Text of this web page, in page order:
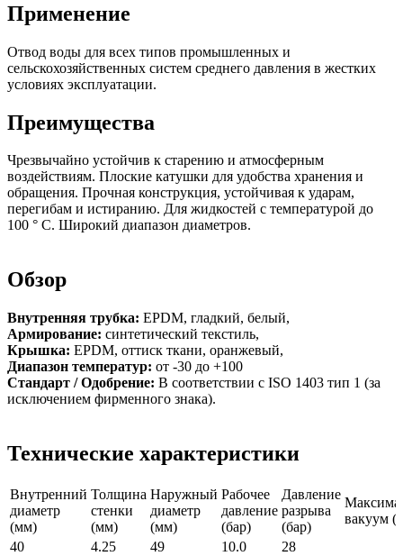
Применение
Отвод воды для всех типов промышленных и
сельскохозяйственных систем среднего давления в жестких
условиях эксплуатации.
Преимущества
Чрезвычайно устойчив к старению и атмосферным
воздействиям. Плоские катушки для удобства хранения и
обращения. Прочная конструкция, устойчивая к ударам,
перегибам и истиранию. Для жидкостей с температурой до
100 ° C. Широкий диапазон диаметров.
Обзор
Внутренняя трубка: EPDM, гладкий, белый,
Армирование: синтетический текстиль,
Крышка: EPDM, оттиск ткани, оранжевый,
Диапазон температур: от -30 до +100
Стандарт / Одобрение: В соответствии с ISO 1403 тип 1 (за
исключением фирменного знака).
Технические характеристики
Внутренний
диаметр
(мм)
Толщина
стенки
(мм)
Наружный
диаметр
(мм)
Рабочее
давление
(бар)
Давление
разрыва
(бар)
вакуум
40
4.25 49 10.0
28